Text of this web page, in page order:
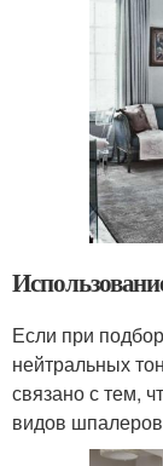
Если при
нейтральных
связано с тем,
видов